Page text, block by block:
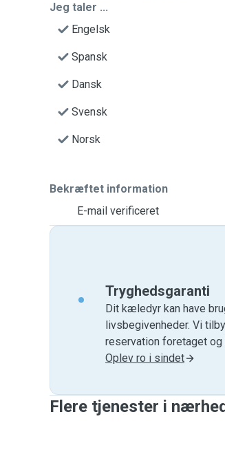
Jeg taler ...
Engelsk
Spansk
Dansk
Svensk
Norsk
Bekræftet information
E-mail verificeret
Tryghedsgaranti
Dit kæledyr kan have
livsbegivenheder. Vi
reservation foretaget og
Oplev ro i sindet
Flere tjenester i